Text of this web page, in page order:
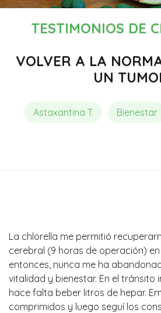
TESTIMONIOS DE
VOLVER A LA
UN
Astaxantina T. Bienestar
La chlorella me permitió
cerebral (9 horas de operación) en
entonces, nunca me ha
vitalidad y bienestar. En el tránsito
hace falta beber litros de hepar.
comprimidos y luego seguí los